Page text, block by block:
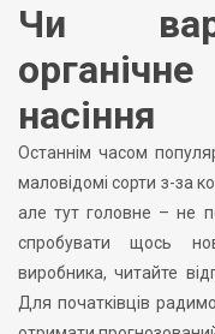
Чи
насіння
Останнім часом
маловідомі сорти з-за
але тут головне – не
спробувати щось
виробника, читайте
Для початківців